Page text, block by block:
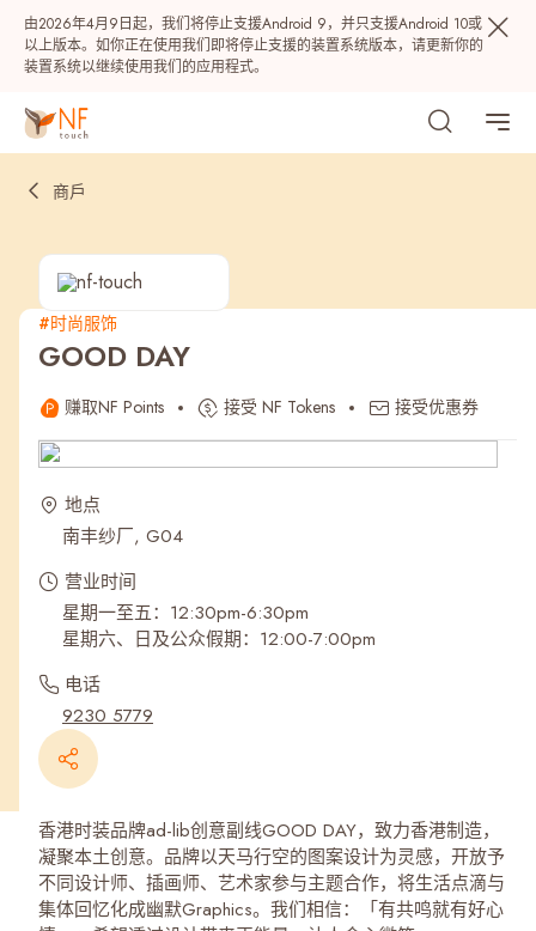
由2026年4月9日起，我们将停止支援Android 9，并只支援Android 10或
以上版本。如你正在使用我们即将停止支援的装置系统版本，请更新你的
装置系统以继续使用我们的应用程式。
热门
最近搜寻纪录
商戶
#时尚服饰
GOOD DAY
赚取NF Points 接受 NF Tokens 接受优惠券
地点
南丰纱厂, G04
营业时间
星期一至五：12:30pm-6:30pm
星期六、日及公众假期：12:00-7:00pm
电话
9230 5779
香港时装品牌ad-lib创意副线GOOD DAY，致力香港制造，
凝聚本土创意。品牌以天马行空的图案设计为灵感，开放予
不同设计师、插画师、艺术家参与主题合作，将生活点滴与
集体回忆化成幽默Graphics。我们相信：「有共鸣就有好心